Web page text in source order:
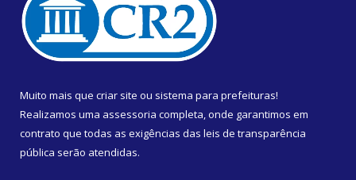
Muito mais que criar site ou sistema para prefeituras!
Realizamos uma assessoria completa, onde garantimos em
contrato que todas as exigências das leis de transparência
pública serão atendidas.